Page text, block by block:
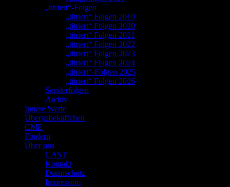
„titriert“-Folgen
„titriert“ Folgen 2019
„titriert“ Folgen 2020
„titriert“ Folgen 2021
„titriert“ Folgen 2022
„titriert“ Folgen 2023
„titriert“ Folgen 2024
„titriert“-Folgen 2025
„titriert“ Folgen 2026
Sonderfolgen
Archiv
Innere Werte
Übergabekäffchen
CME
Fördern
Über uns
CAST
Kontakt
Datenschutz
Impressum